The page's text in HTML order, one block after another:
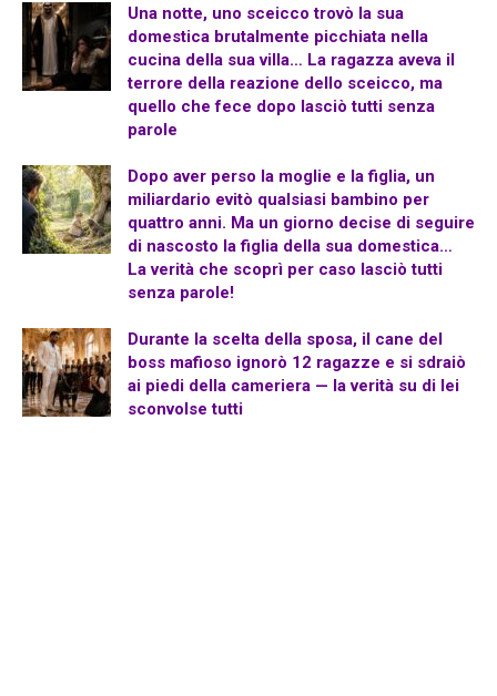
Una notte, uno sceicco trovò la sua
domestica brutalmente picchiata nella
cucina della sua villa… La ragazza aveva il
terrore della reazione dello sceicco, ma
quello che fece dopo lasciò tutti senza
parole
Dopo aver perso la moglie e la figlia, un
miliardario evitò qualsiasi bambino per
quattro anni. Ma un giorno decise di seguire
di nascosto la figlia della sua domestica…
La verità che scoprì per caso lasciò tutti
senza parole!
Durante la scelta della sposa, il cane del
boss mafioso ignorò 12 ragazze e si sdraiò
ai piedi della cameriera — la verità su di lei
sconvolse tutti